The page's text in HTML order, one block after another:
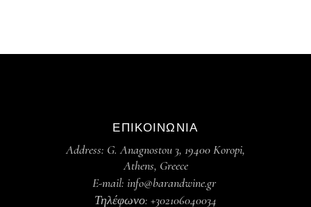
ΕΠΙΚΟΙΝΩΝΙΑ
Address: G. Anagnostou 3, 19400 Koropi,
Athens, Greece
E-mail: info@barandwine.gr
Τηλέφωνο: +302106040034